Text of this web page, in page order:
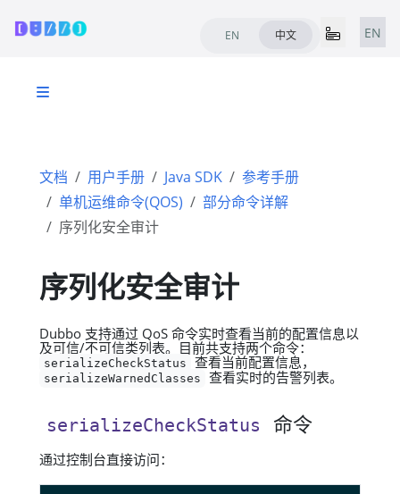
EN 中文 EN
文档 用户手册 Java SDK
参考手册
单机运维命令(QOS)
部分命令详解
序列化安全审计
序列化安全审计
Dubbo 支持通过 QoS 命令实时查看当前的配置信息以
及可信/不可信类列表。目前共支持两个命令：
serializeCheckStatus 查看当前配置信息，
serializeWarnedClasses 查看实时的告警列表。
serializeCheckStatus 命令
通过控制台直接访问：